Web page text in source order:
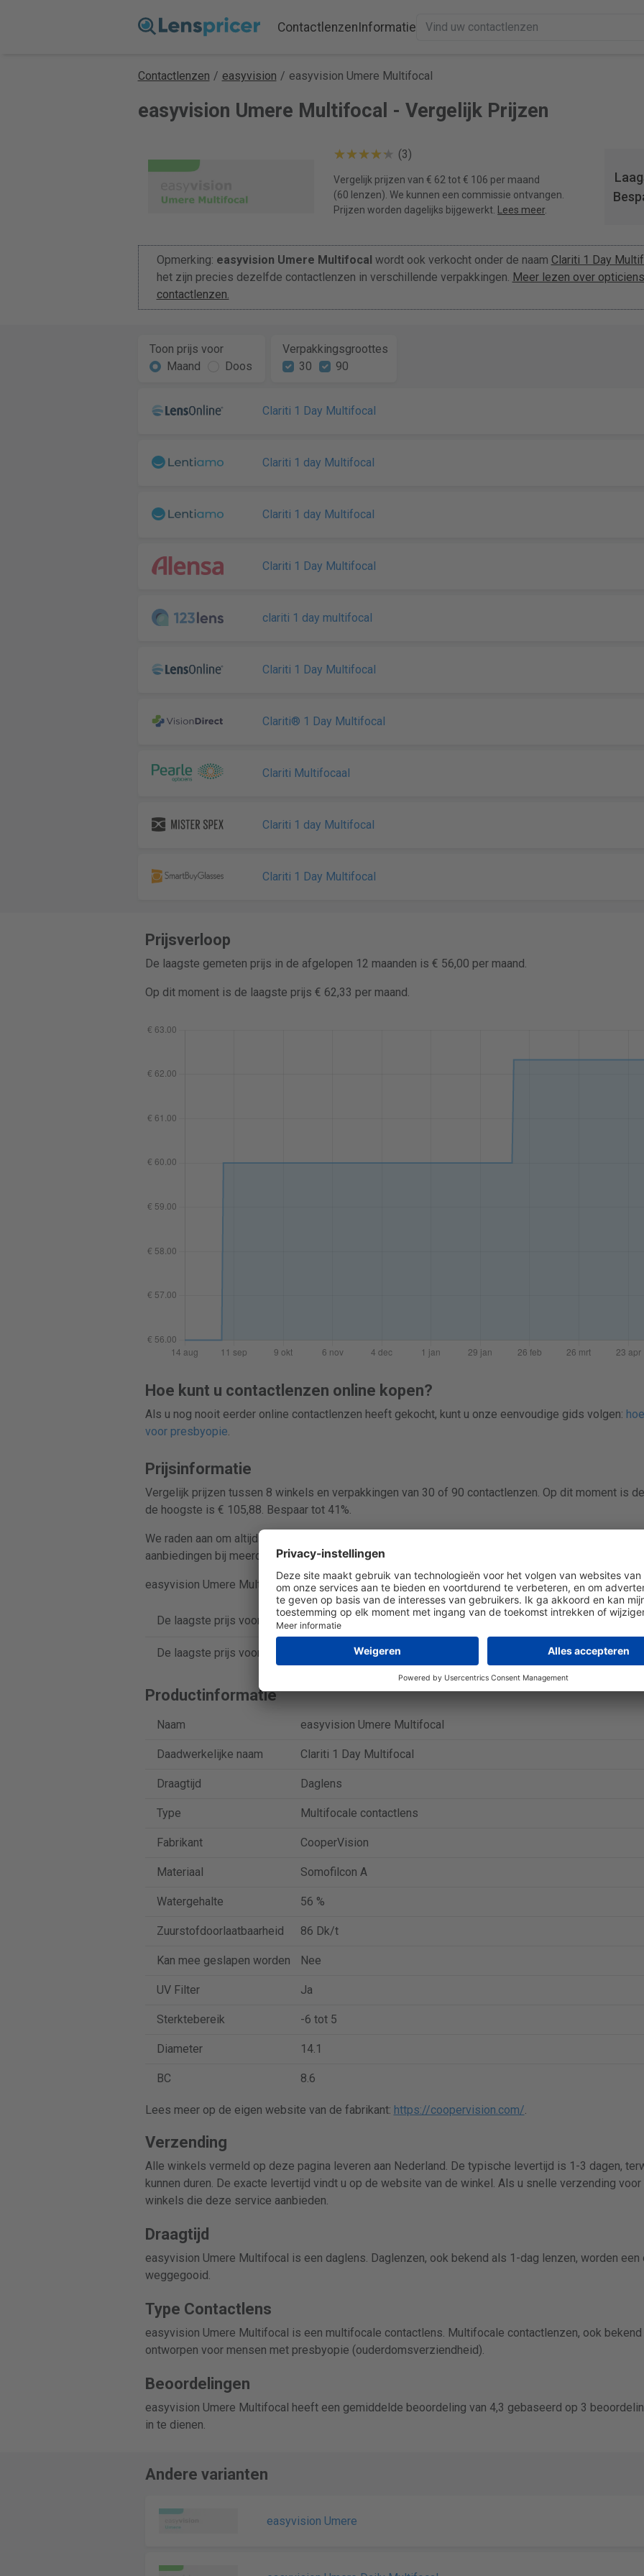
ContactlenzenInformatie
Contactlenzen / easyvision / easyvision Umere Multifocal
easyvision Umere Multifocal - Vergelijk Prijzen
(3)
Vergelijk prijzen van € 62 tot € 106 per maand
(60 lenzen). We kunnen een commissie ontvangen.
Prijzen worden dagelijks bijgewerkt. Lees meer.
Opmerking: easyvision Umere Multifocal wordt ook verkocht onder de naam Clariti 1 Day
het zijn precies dezelfde contactlenzen in verschillende verpakkingen. Meer lezen over opticiens
contactlenzen.
Toon prijs voor
Maand
Doos
Verpakkingsgroottes
30
90
Clariti 1 Day Multifocal
Clariti 1 day Multifocal
Clariti 1 day Multifocal
Clariti 1 Day Multifocal
clariti 1 day multifocal
Clariti 1 Day Multifocal
Clariti® 1 Day Multifocal
Clariti Multifocaal
Clariti 1 day Multifocal
Clariti 1 Day Multifocal
Prijsverloop
De laagste gemeten prijs in de afgelopen 12 maanden is € 56,00 per maand.
Op dit moment is de laagste prijs € 62,33 per maand.
Hoe kunt u contactlenzen online kopen?
Als u nog nooit eerder online contactlenzen heeft gekocht, kunt u onze eenvoudige gids volgen:
voor presbyopie.
Prijsinformatie
Vergelijk prijzen tussen 8 winkels en verpakkingen van 30 of 90 contactlenzen. Op dit moment is
de hoogste is € 105,88. Bespaar tot 41%.
We raden aan om altijd prijzen te vergelijken voordat je easyvision Umere Multifocal online koopt.
aanbiedingen bij meerdere retailers, zodat je eenvoudig scherpe prijzen vindt en bespaart op
easyvision Umere Multifocal wordt verkocht in dozen met 30 of 90 contactlenzen.
De laagste prijs voor easyvision Umere Multifocal (30 lenzen) is € 31,79.Ga naar aanbieding bij
De laagste prijs voor easyvision Umere Multifocal (90 lenzen) is € 93,50. Ga naar aanbieding bij
Productinformatie
Naam easyvision Umere Multifocal
Daadwerkelijke naam Clariti 1 Day Multifocal
Draagtijd Daglens
Type Multifocale contactlens
Fabrikant CooperVision
Materiaal Somofilcon A
Watergehalte 56 %
Zuurstofdoorlaatbaarheid 86 Dk/t
Kan mee geslapen worden Nee
UV Filter Ja
Sterktebereik -6 tot 5
Diameter 14.1
BC 8.6
Lees meer op de eigen website van de fabrikant: https://coopervision.com/.
Verzending
Alle winkels vermeld op deze pagina leveren aan Nederland. De typische levertijd is 1-3 dagen,
kunnen duren. De exacte levertijd vindt u op de website van de winkel. Als u snelle verzending
winkels die deze service aanbieden.
Draagtijd
easyvision Umere Multifocal is een daglens. Daglenzen, ook bekend als 1-dag lenzen, worden een
weggegooid.
Type Contactlens
easyvision Umere Multifocal is een multifocale contactlens. Multifocale contactlenzen, ook
ontworpen voor mensen met presbyopie (ouderdomsverziendheid).
Beoordelingen
easyvision Umere Multifocal heeft een gemiddelde beoordeling van 4,3 gebaseerd op 3
in te dienen.
Andere varianten
easyvision Umere